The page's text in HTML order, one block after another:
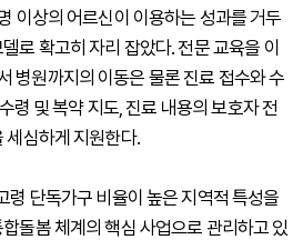
이상의 어르신이 이용하는 성과를 거두
로 확고히 자리 잡았다. 전문 교육을 이
병원까지의 이동은 물론 진료 접수와 수
령 및 복약 지도, 진료 내용의 보호자 전
세심하게 지원한다.
령 단독가구 비율이 높은 지역적 특성을
돌봄 체계의 핵심 사업으로 관리하고 있